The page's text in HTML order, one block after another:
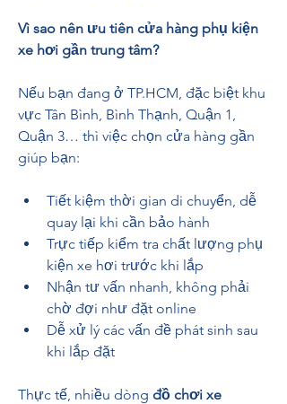
Vì sao nên ưu tiên cửa hàng phụ kiện
xe hơi gần trung tâm?
Nếu bạn đang ở TP.HCM, đặc biệt khu
vực Tân Bình, Bình Thạnh, Quận 1,
Quận 3… thì việc chọn cửa hàng gần
giúp bạn:
Tiết kiệm thời gian di chuyển, dễ
quay lại khi cần bảo hành
Trực tiếp kiểm tra chất lượng phụ
kiện xe hơi trước khi lắp
Nhận tư vấn nhanh, không phải
chờ đợi như đặt online
Dễ xử lý các vấn đề phát sinh sau
khi lắp đặt
Thực tế, nhiều dòng đồ chơi xe